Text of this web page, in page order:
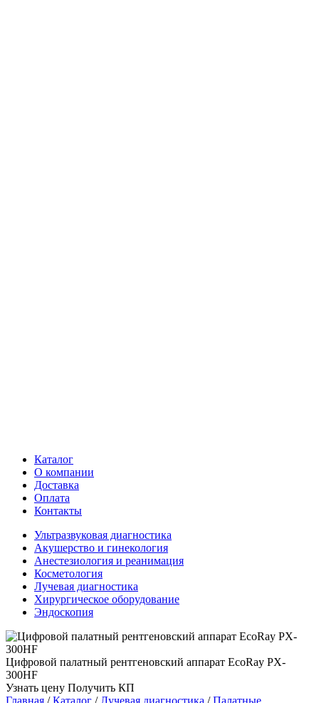
Каталог
О компании
Доставка
Оплата
Контакты
Ультразвуковая диагностика
Акушерство и гинекология
Анестезиология и реанимация
Косметология
Лучевая диагностика
Хирургическое оборудование
Эндоскопия
Цифровой палатный рентгеновский аппарат EcoRay PX-
300HF
Узнать цену Получить КП
Главная /Каталог /Лучевая диагностика /Палатные